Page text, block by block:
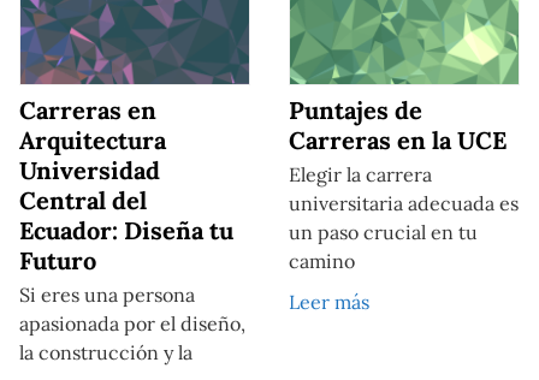
Carreras en
Arquitectura
Universidad
Central del
Ecuador: Diseña tu
Futuro
Si eres una persona
apasionada por el diseño,
la construcción y la
Puntajes de
Carreras en la UCE
Elegir la carrera
universitaria adecuada es
un paso crucial en tu
camino
Leer más